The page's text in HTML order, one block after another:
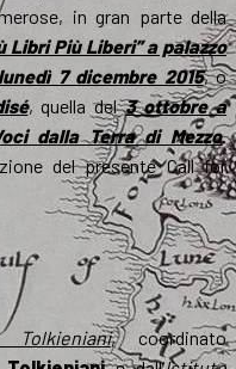
in gran parte della
Libri Più Liberi” a palazzo
7 dicembre 2015, o
, quella del3 ottobre a
dalla Terra di Mezzo.
del presente Call for
, coordinato